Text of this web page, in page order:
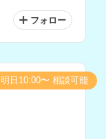
フォロー
明日10:00〜 相談可能